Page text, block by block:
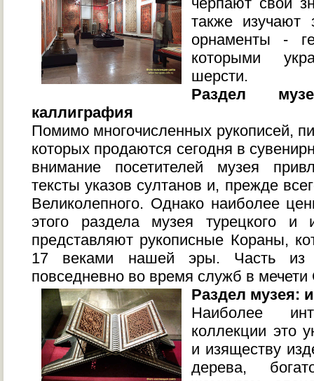
также изучают
орнаменты -
которыми
шерсти.
Раздел
каллиграфия
Помимо многочисленных рукописей,
которых продаются сегодня в
внимание посетителей музея
тексты указов султанов и, прежде
Великолепного. Однако наиболее
этого раздела музея турецкого и
представляют рукописные Кораны,
17 веками нашей эры. Часть из
повседневно во время служб в
Раздел музея:
Наиболее
коллекции это
и изяществу
дерева,